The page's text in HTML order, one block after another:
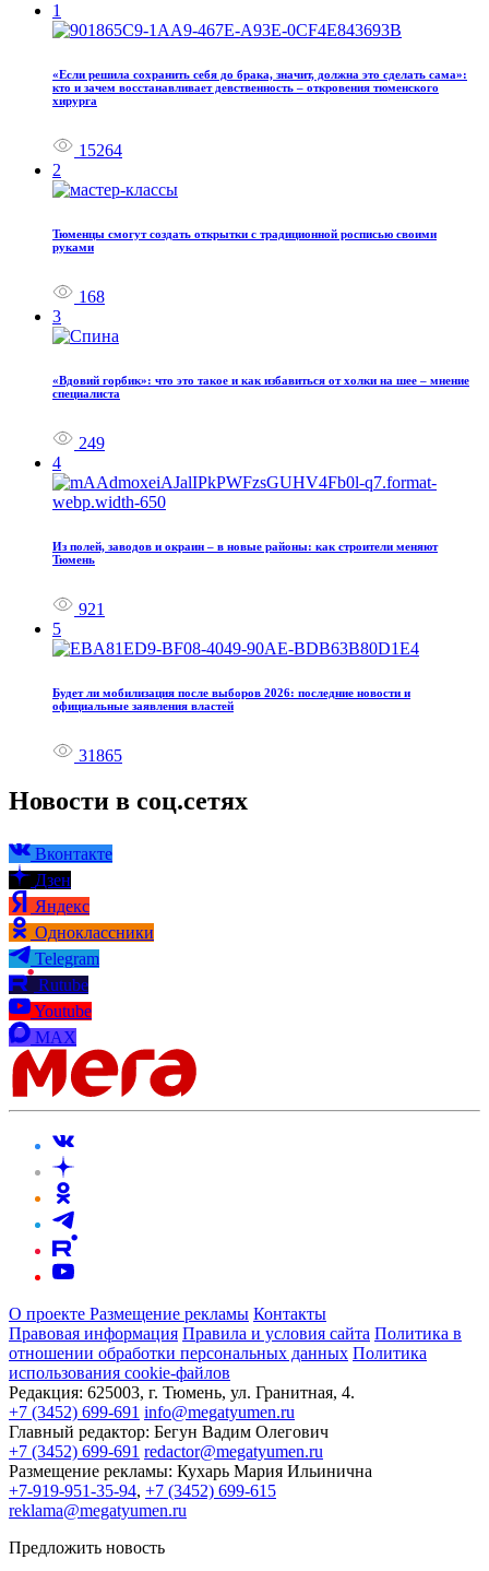
1
«Если решила сохранить себя до брака, значит, должна это сделать сама»:
кто и зачем восстанавливает девственность – откровения тюменского
хирурга
15264
2
Тюменцы смогут создать открытки с традиционной росписью своими
руками
168
3
«Вдовий горбик»: что это такое и как избавиться от холки на шее – мнение
специалиста
249
4
Из полей, заводов и окраин – в новые районы: как строители меняют
Тюмень
921
5
Будет ли мобилизация после выборов 2026: последние новости и
официальные заявления властей
31865
Новости в соц.сетях
Вконтакте
Дзен
Яндекс
Одноклассники
Telegram
Rutube
Youtube
MAX
О проекте Размещение рекламы Контакты
Правовая информация Правила и условия сайта Политика в
отношении обработки персональных данных Политика
использования cookie-файлов
Редакция: 625003, г. Тюмень, ул. Гранитная, 4.
+7 (3452) 699-691 info@megatyumen.ru
Главный редактор: Бегун Вадим Олегович
+7 (3452) 699-691 redactor@megatyumen.ru
Размещение рекламы: Кухарь Мария Ильинична
+7-919-951-35-94, +7 (3452) 699-615
reklama@megatyumen.ru
Предложить новость